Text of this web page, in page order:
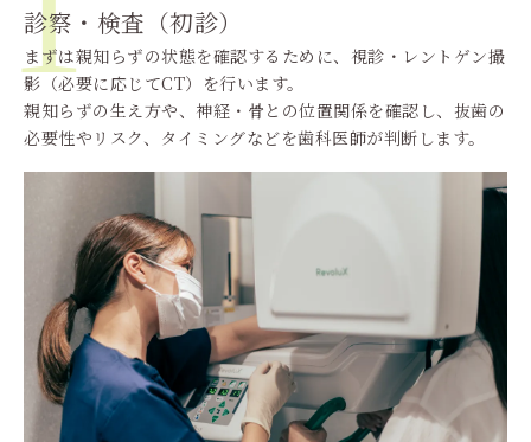
診察・検査（初診）
まずは親知らずの状態を確認するために、視診・レントゲン撮
影（必要に応じてCT）を行います。
親知らずの生え方や、神経・骨との位置関係を確認し、抜歯の
必要性やリスク、タイミングなどを歯科医師が判断します。